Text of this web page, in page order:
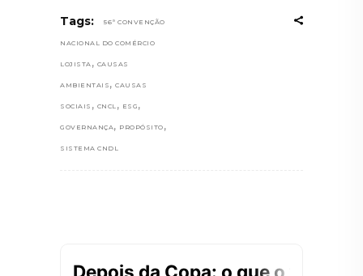
Tags: 56ª CONVENÇÃO
NACIONAL DO COMÉRCIO
LOJISTA , CAUSAS
AMBIENTAIS , CAUSAS
SOCIAIS , CNCL , ESG ,
GOVERNANÇA , PROPÓSITO ,
SISTEMA CNDL